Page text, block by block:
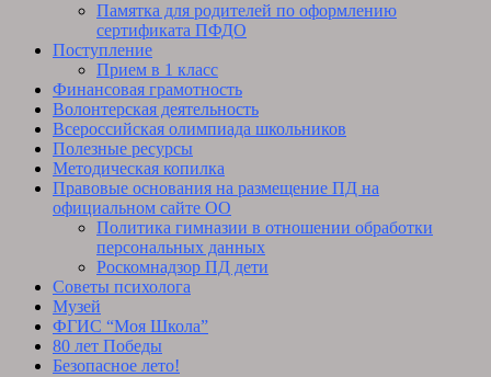
Памятка для родителей по оформлению
сертификата ПФДО
Поступление
Прием в 1 класс
Финансовая грамотность
Волонтерская деятельность
Всероссийская олимпиада школьников
Полезные ресурсы
Методическая копилка
Правовые основания на размещение ПД на
официальном сайте ОО
Политика гимназии в отношении обработки
персональных данных
Роскомнадзор ПД дети
Советы психолога
Музей
ФГИС “Моя Школа”
80 лет Победы
Безопасное лето!